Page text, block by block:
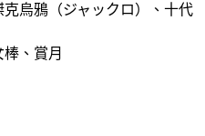
烏鴉（ジャックロ）、十代
、賞月